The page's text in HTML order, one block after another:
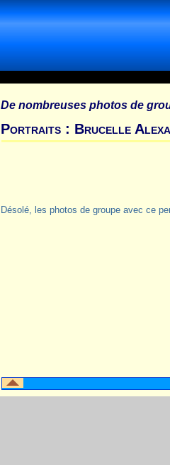
De nombreuses photos de
Portraits : Brucelle
Désolé, les photos de groupe avec ce